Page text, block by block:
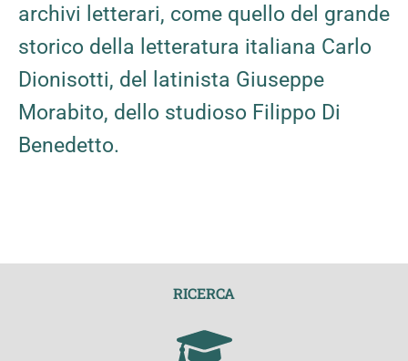
archivi letterari, come quello del grande
storico della letteratura italiana Carlo
Dionisotti, del latinista Giuseppe
Morabito, dello studioso Filippo Di
Benedetto.
RICERCA